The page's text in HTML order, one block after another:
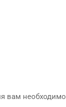
вам необходимо